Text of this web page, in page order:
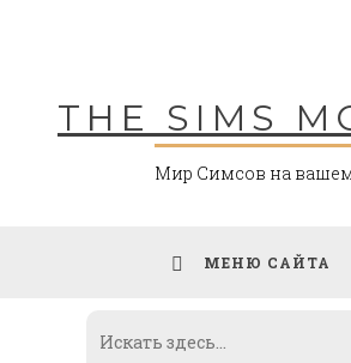
THE SIMS
Мир Симсов на
МЕНЮ САЙТА